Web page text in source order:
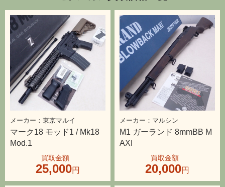
東京マルイ
マーク18 モッド1 / Mk18
Mod.1
25,000
マルシン
M1 ガーランド 8mmBB M
AXI
20,000